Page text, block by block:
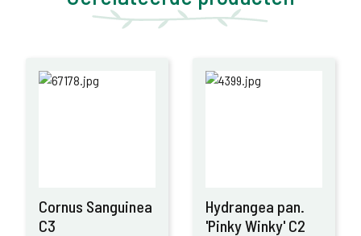
Cornus Sanguinea
C3
Hydrangea pan.
'Pinky Winky' C2